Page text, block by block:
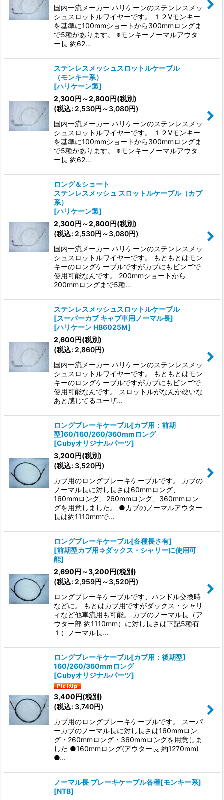
国内一流メーカー ハリケーンのステンレスメッ
シュスロットルワイヤーです。 １２Vモンキー
を基準に100mmショートから300mmロングま
で5種があります。 ※モンキーノーマルアウタ
ー長 約62…
ステンレスメッシュスロットルケーブル
（モンキー系）
[ハリケーン製]
2,300円 ～2,800円(税別)
(税込: 2,530円 ～3,080円)
国内一流メーカー ハリケーンのステンレスメッ
シュスロットルワイヤーです。 １２Vモンキー
を基準に100mmショートから300mmロングま
で5種があります。 ※モンキーノーマルアウタ
ー長 約62…
ロング＆ショート
ステンレスメッシュ スロットルケーブル（カブ
系）
[ハリケーン製]
2,300円 ～2,800円(税別)
(税込: 2,530円 ～3,080円)
国内一流メーカー ハリケーンのステンレスメッ
シュスロットルワイヤーです。 もともとはモン
キーのロングケーブルですがカブにもビンゴで
使用可能なんです。 200mmショートから
200mmロングまで5種…
ステンレスメッシュスロットルケーブル
[スーパーカブ キャブ車用ノーマル長]
[ハリケーン HB6025M]
2,600円(税別)
(税込: 2,860円)
国内一流メーカー ハリケーンのステンレスメッ
シュスロットルワイヤーです。 もともとはモン
キーのロングケーブルですがカブにもビンゴで
使用可能なんです。 スロットルがなんか硬いな
あと感じてるユーザ…
ロングブレーキケーブル[カブ用：前期
型]60/160/260/360mmロング
[Cubyオリジナルパーツ]
3,200円(税別)
(税込: 3,520円)
カブ用のロングブレーキケーブルです。 カブの
ノーマル長に対し長さは60mmロング、
160mmロング、260mmロング、360mmロン
グを用意しました。 ●カブのノーマルアウター
長は約1110mmで…
ロングブレーキケーブル[各種長さ有]
[前期型カブ用⇒ダックス・シャリーに使用可
能]
2,690円 ～3,200円(税別)
(税込: 2,959円 ～3,520円)
ロングブレーキケーブルです、ハンドル交換時
などに。 もとはカブ用ですがダックス・シャリ
ィなど他車流用も可能。 カブのノーマル長（ア
ウター部 約1110mm）に対し長さは下記5種有
１）ノーマル長…
ロングブレーキケーブル[カブ用：後期型]
160/260/360mmロング
[Cubyオリジナルパーツ]
3,400 円(税別)
(税込: 3,740円)
カブ用のロングブレーキケーブルです。 スーパ
ーカブのノーマル長に対し長さは160mmロン
グ・260mmロング・360mmロングを用意しま
した ●160mmロング(アウター長 約1270mm)
●…
ノーマル長 ブレーキケーブル各種[モンキー系]
[NTB]